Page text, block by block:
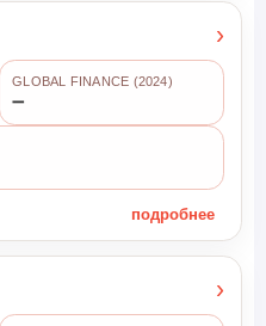
›
GLOBAL FINANCE (2024)
➖
подробнее
›